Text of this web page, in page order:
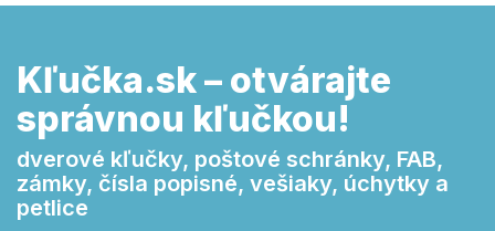
Kľučka.sk – otvárajte
správnou kľučkou!
dverové kľučky, poštové schránky, FAB,
zámky, čísla popisné, vešiaky, úchytky a
petlice